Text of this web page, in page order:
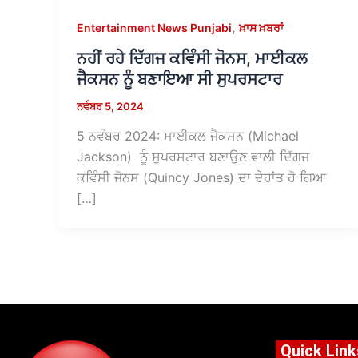
Entertainment News Punjabi,ਖ਼ਾਸ ਖ਼ਬਰਾਂ
ਨਹੀਂ ਰਹੇ ਦਿੱਗਜ ਕਵਿੰਸੀ ਜੋਨਸ, ਮਾਈਕਲ
ਜੈਕਸਨ ਨੂੰ ਬਣਾਇਆ ਸੀ ਸੁਪਰਸਟਾਰ
ਨਵੰਬਰ 5, 2024
5 ਨਵੰਬਰ 2024: ਮਾਈਕਲ ਜੈਕਸਨ (Michael
Jackson) ਨੂੰ ਸੁਪਰਸਟਾਰ ਬਣਾਉਣ ਵਾਲੀ ਦਿੱਗਜ
ਕਵਿੰਸੀ ਜੋਨਸ (Quincy Jones) ਦਾ ਦੇਹਾਂਤ ਹੋ ਗਿਆ
[…]
Quick